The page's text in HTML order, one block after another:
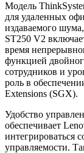
Модель
для удаленных
издаваемого
ST250 V2
время
функцией
сотрудников и
роль в
Extensions (SGX).
Удобство
обеспечивает
интегрироваться
управляемости.